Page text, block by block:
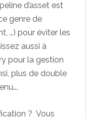
d’asset est
genre de
…) pour éviter les
aussi à
pour la gestion
plus de double
? Vous